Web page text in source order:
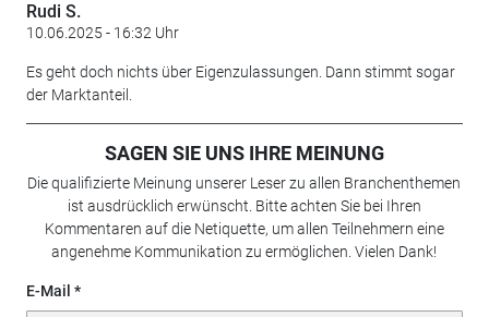
Rudi S.
10.06.2025 - 16:32 Uhr
Es geht doch nichts über Eigenzulassungen. Dann stimmt sogar
der Marktanteil.
SAGEN SIE UNS IHRE MEINUNG
Die qualifizierte Meinung unserer Leser zu allen Branchenthemen
ist ausdrücklich erwünscht. Bitte achten Sie bei Ihren
Kommentaren auf die Netiquette, um allen Teilnehmern eine
angenehme Kommunikation zu ermöglichen. Vielen Dank!
E-Mail